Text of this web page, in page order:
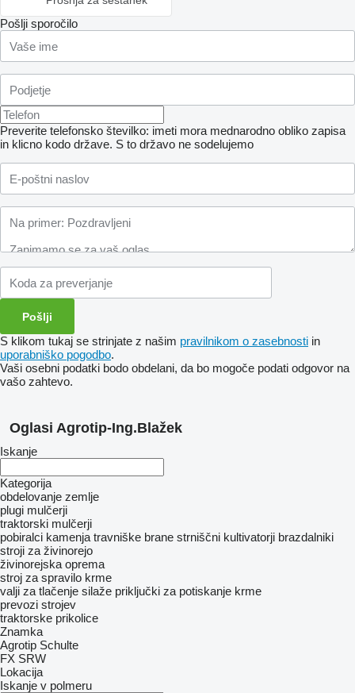
Pošlji sporočilo
Preverite telefonsko številko: imeti mora mednarodno obliko zapisa
in klicno kodo države. S to državo ne sodelujemo
S klikom tukaj se strinjate z našim pravilnikom o zasebnosti in
uporabniško pogodbo.
Vaši osebni podatki bodo obdelani, da bo mogoče podati odgovor na
vašo zahtevo.
Oglasi Agrotip-Ing.Blažek
Iskanje
Kategorija
obdelovanje zemlje
plugi mulčerji
traktorski mulčerji
pobiralci kamenja travniške brane strniščni kultivatorji brazdalniki
stroji za živinorejo
živinorejska oprema
stroj za spravilo krme
valji za tlačenje silaže priključki za potiskanje krme
prevozi strojev
traktorske prikolice
Znamka
Agrotip Schulte
FX SRW
Lokacija
Iskanje v polmeru